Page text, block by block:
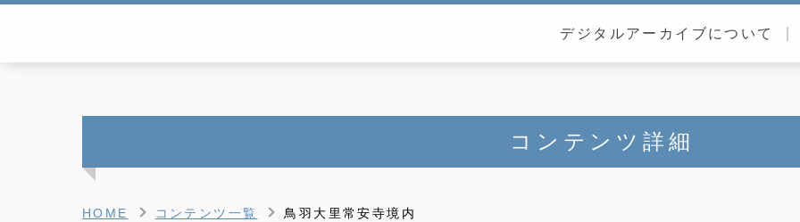
デジタルアーカイブについて
コンテンツ詳細
HOME コンテンツ一覧 鳥羽大里常安寺境内